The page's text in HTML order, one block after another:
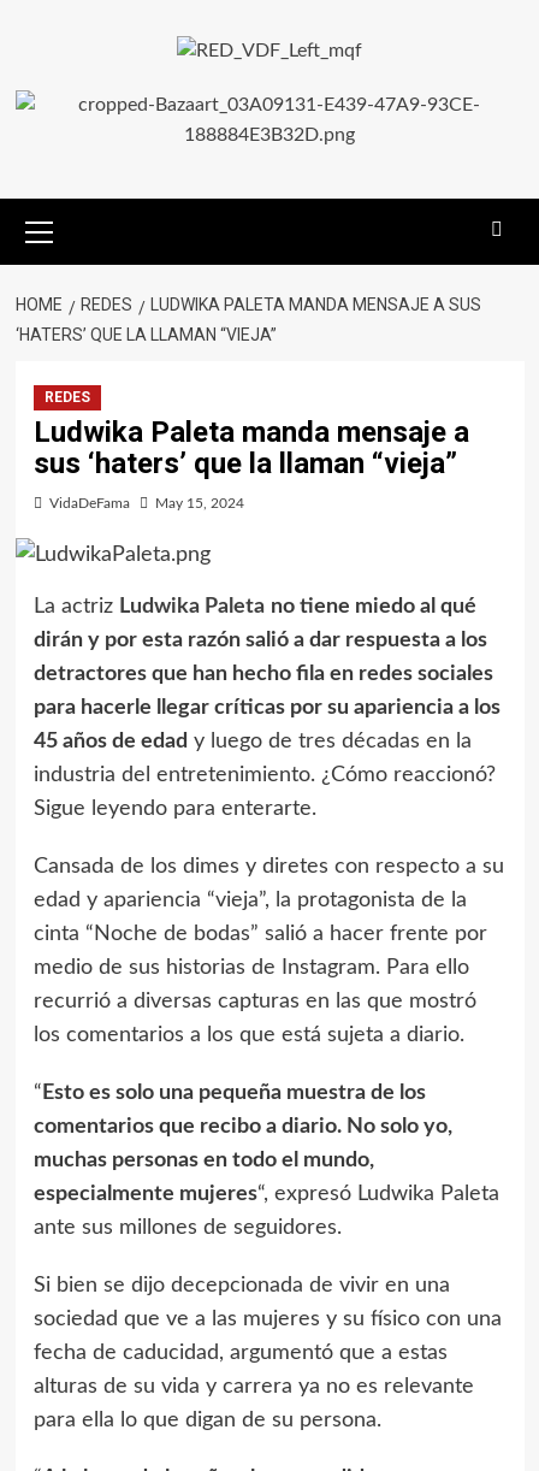
HOME REDES
LUDWIKA PALETA MANDA MENSAJE A SUS
‘HATERS’ QUE LA LLAMAN “VIEJA”
REDES
Ludwika Paleta manda mensaje a
sus ‘haters’ que la llaman “vieja”
VidaDeFama May 15, 2024
La actriz Ludwika Paleta no tiene miedo al qué
dirán y por esta razón salió a dar respuesta a los
detractores que han hecho fila en redes sociales
para hacerle llegar críticas por su apariencia a los
45 años de edad y luego de tres décadas en la
industria del entretenimiento. ¿Cómo reaccionó?
Sigue leyendo para enterarte.
Cansada de los dimes y diretes con respecto a su
edad y apariencia “vieja”, la protagonista de la
cinta “Noche de bodas” salió a hacer frente por
medio de sus historias de Instagram. Para ello
recurrió a diversas capturas en las que mostró
los comentarios a los que está sujeta a diario.
“ Esto es solo una pequeña muestra de los
comentarios que recibo a diario. No solo yo,
muchas personas en todo el mundo,
especialmente mujeres“, expresó Ludwika Paleta
ante sus millones de seguidores.
Si bien se dijo decepcionada de vivir en una
sociedad que ve a las mujeres y su físico con una
fecha de caducidad, argumentó que a estas
alturas de su vida y carrera ya no es relevante
para ella lo que digan de su persona.